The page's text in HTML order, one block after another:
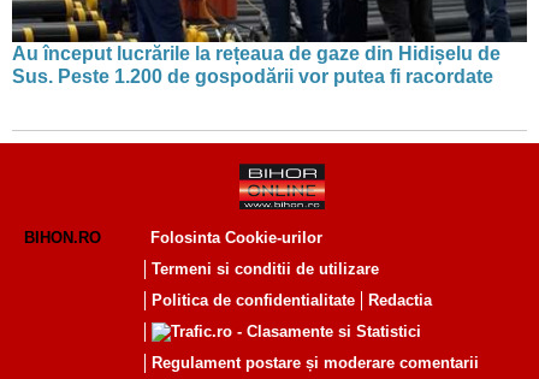
Au început lucrările la rețeaua de gaze din Hidișelu de
Sus. Peste 1.200 de gospodării vor putea fi racordate
BIHON.RO
Folosinta Cookie-urilor
Termeni si conditii de utilizare
Politica de confidentialitate
Redactia
Regulament postare și moderare comentarii